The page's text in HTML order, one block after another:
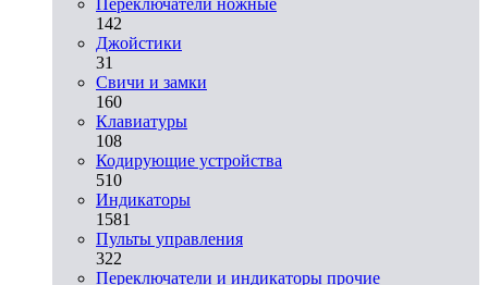
142
Джойстики
31
Свичи и замки
160
Клавиатуры
108
Кодирующие устройства
510
Индикаторы
1581
Пульты управления
322
Переключатели и индикаторы прочие